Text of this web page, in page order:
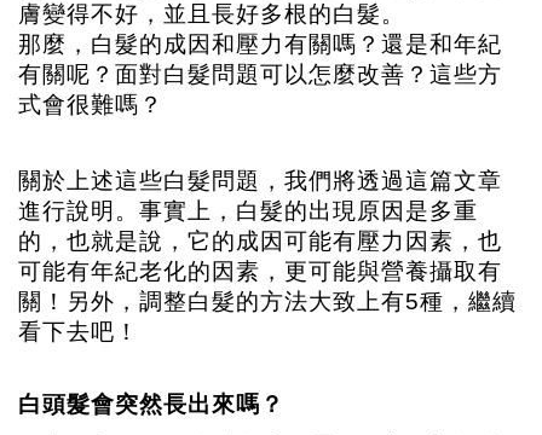
膚變得不好，並且長好多根的白髮。
那麼，白髮的成因和壓力有關嗎？還是和年紀
有關呢？面對白髮問題可以怎麼改善？這些方
式會很難嗎？
關於上述這些白髮問題，我們將透過這篇文章
進行說明。事實上，白髮的出現原因是多重
的，也就是說，它的成因可能有壓力因素，也
可能有年紀老化的因素，更可能與營養攝取有
關！另外，調整白髮的方法大致上有5種，繼續
看下去吧！
白頭髮會突然長出來嗎？